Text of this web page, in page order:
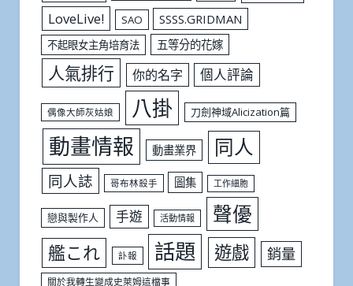
LoveLive! SAO SSSS.GRIDMAN
不起眼女主角培育法 五等分的花嫁
人氣排行 你的名字 個人評論
偶像大師灰姑娘 八掛 刀劍神域Alicization篇
動畫情報 動畫業界 同人
同人誌 哥布林殺手 圖集 工作細胞
戀與製作人 手遊 活動情報 聲優
艦これ 訃報 話題 遊戲 銷量
關於我轉生變成史萊姆這檔事